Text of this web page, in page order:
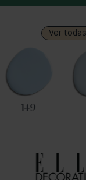
Ver
149